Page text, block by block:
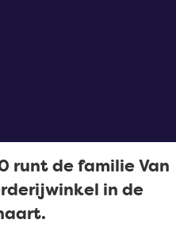
runt de familie Van
in de